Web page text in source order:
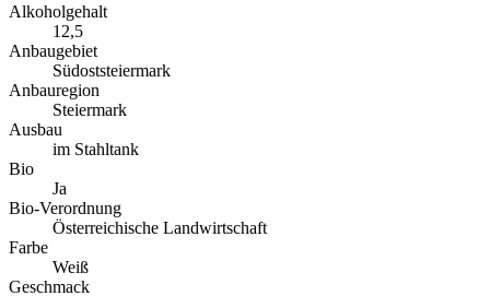
Alkoholgehalt
12,5
Anbaugebiet
Südoststeiermark
Anbauregion
Steiermark
Ausbau
im Stahltank
Bio
Ja
Bio-Verordnung
Österreichische Landwirtschaft
Farbe
Weiß
Geschmack